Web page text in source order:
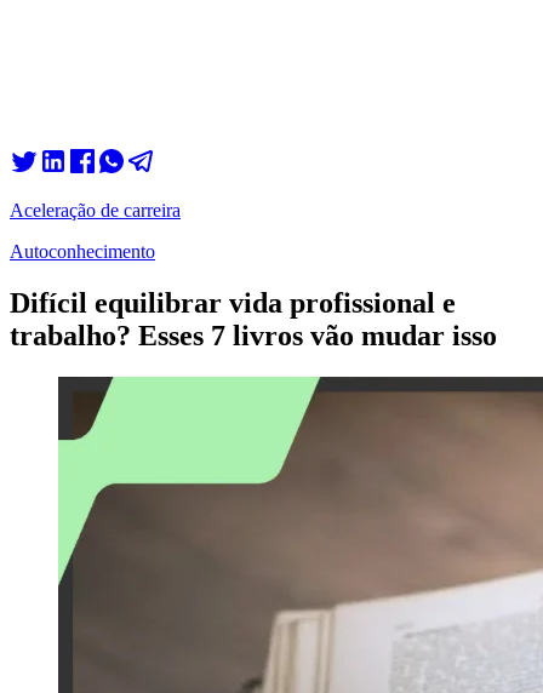
Aceleração de carreira
Autoconhecimento
Difícil equilibrar vida profissional e
trabalho? Esses 7 livros vão mudar isso